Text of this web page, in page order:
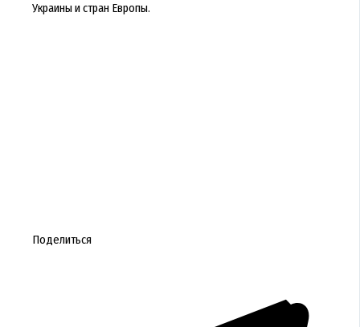
Украины и стран Европы.
Поделиться